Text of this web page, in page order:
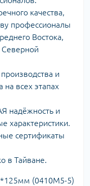
качества,
профессионалы
Востока,
и
на всех этапах
надёжность и
характеристики.
сертификаты
в Тайване.
(0410M5-5)